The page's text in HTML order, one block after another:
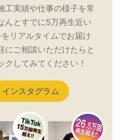
工実績や仕事の様子を常
んとすでに5万再生近い
リアルタイムでお届け
にご相談いただけたらと
してみてください！
インスタグラム